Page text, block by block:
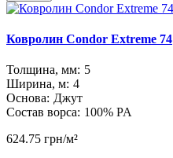
Ковролин Condor Extreme 74
Толщина, мм: 5
Ширина, м: 4
Основа: Джут
Состав ворса: 100% PA
624.75 грн/м²